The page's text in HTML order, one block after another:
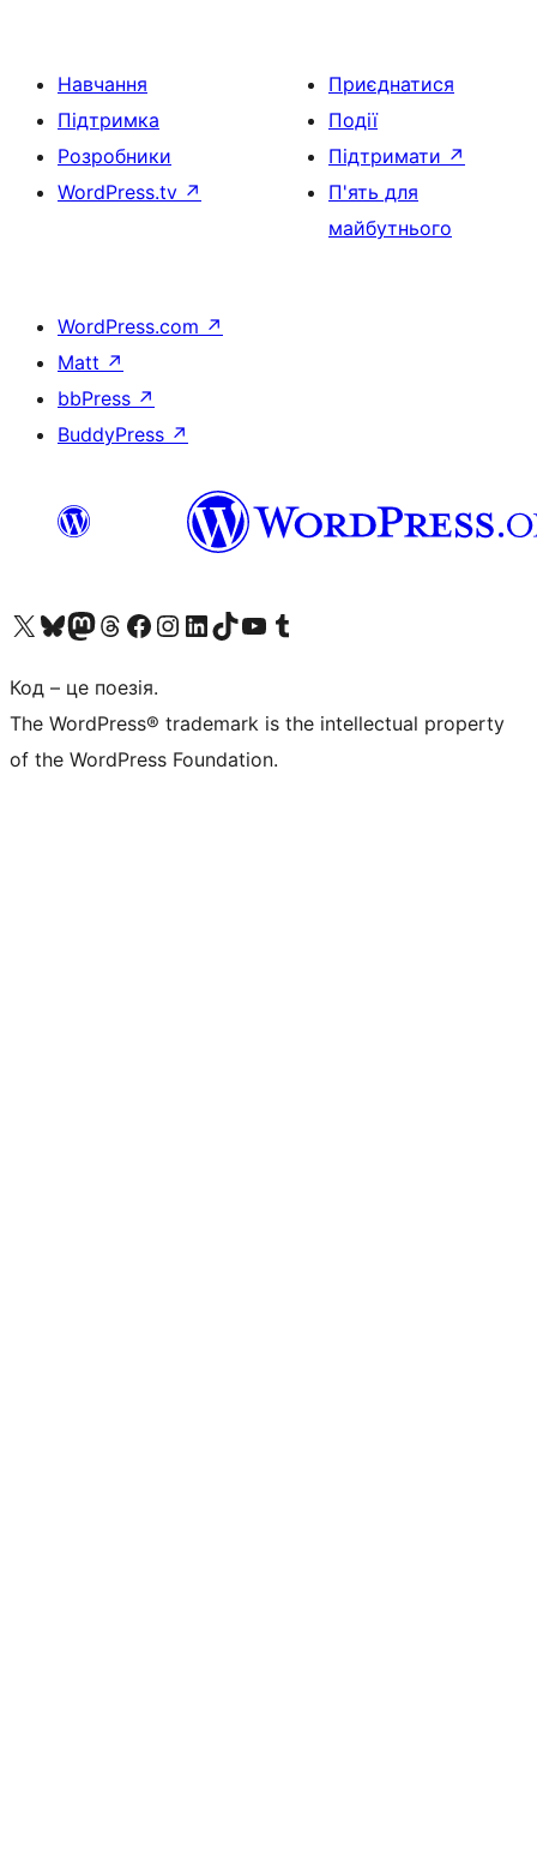
Навчання
Підтримка
Розробники
WordPress.tv ↗
Приєднатися
Події
Підтримати ↗
П'ять для
майбутнього
WordPress.com ↗
Matt ↗
bbPress ↗
BuddyPress ↗
Visit our X (formerly Twitter) account
Visit our Bluesky account
Завітайте до нашої стрічки в Mastodon
Visit our Threads account
Завітайте на нашу сторінку в Facebook
Visit our Instagram account
Visit our LinkedIn account
Visit our TikTok account
Visit our YouTube channel
Visit our Tumblr account
Код – це поезія.
The WordPress® trademark is the intellectual property
of the WordPress Foundation.